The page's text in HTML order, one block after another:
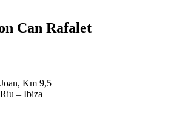
Can Rafalet
Km 9,5
– Ibiza